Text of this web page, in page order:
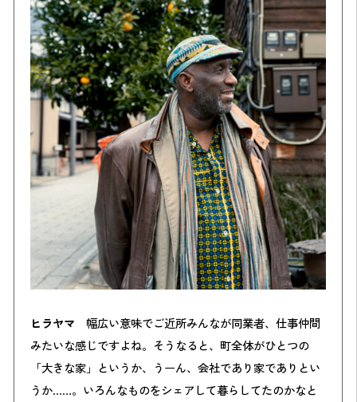
ヒラヤマ 幅広い意味でご近所みんなが同業者、仕事仲間
みたいな感じですよね。そうなると、町全体がひとつの
「大きな家」というか、うーん、会社であり家でありとい
うか……。いろんなものをシェアして暮らしてたのかなと